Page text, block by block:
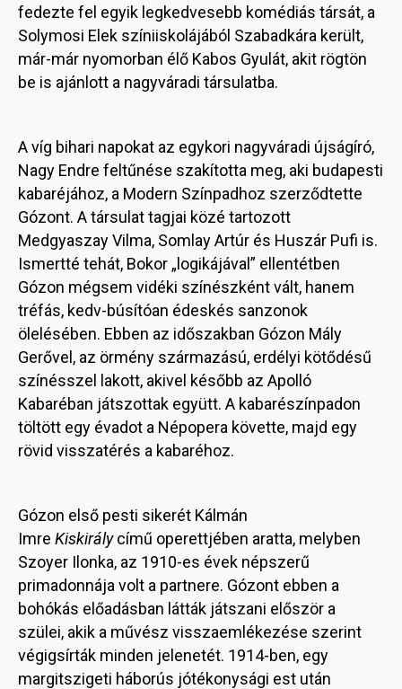
fedezte fel egyik legkedvesebb komédiás társát, a
Solymosi Elek színiiskolájából Szabadkára került,
már-már nyomorban élő Kabos Gyulát, akit rögtön
be is ajánlott a nagyváradi társulatba.
A víg bihari napokat az egykori nagyváradi újságíró,
Nagy Endre feltűnése szakította meg, aki budapesti
kabaréjához, a Modern Színpadhoz szerződtette
Gózont. A társulat tagjai közé tartozott
Medgyaszay Vilma, Somlay Artúr és Huszár Pufi is.
Ismertté tehát, Bokor „logikájával” ellentétben
Gózon mégsem vidéki színészként vált, hanem
tréfás, kedv-búsítóan édeskés sanzonok
ölelésében. Ebben az időszakban Gózon Mály
Gerővel, az örmény származású, erdélyi kötődésű
színésszel lakott, akivel később az Apolló
Kabaréban játszottak együtt. A kabarészínpadon
töltött egy évadot a Népopera követte, majd egy
rövid visszatérés a kabaréhoz.
Gózon első pesti sikerét Kálmán
Imre Kiskirálycímű operettjében aratta, melyben
Szoyer Ilonka, az 1910-es évek népszerű
primadonnája volt a partnere. Gózont ebben a
bohókás előadásban látták játszani először a
szülei, akik a művész visszaemlékezése szerint
végigsírták minden jelenetét. 1914-ben, egy
margitszigeti háborús jótékonysági est után